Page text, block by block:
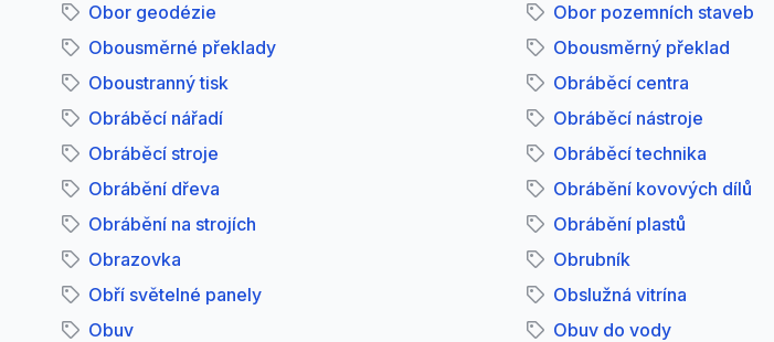
Obor geodézie
Obor pozemních staveb
Obousměrné překlady
Obousměrný překlad
Oboustranný tisk
Obráběcí centra
Obráběcí nářadí
Obráběcí nástroje
Obráběcí stroje
Obráběcí technika
Obrábění dřeva
Obrábění kovových dílů
Obrábění na strojích
Obrábění plastů
Obrazovka
Obrubník
Obří světelné panely
Obslužná vitrína
Obuv
Obuv do vody